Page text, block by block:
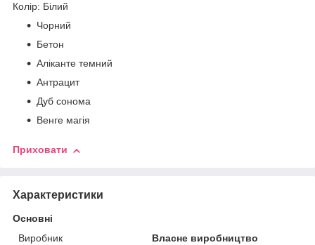
Колір: Білий
Чорний
Бетон
Аліканте темний
Антрацит
Дуб сонома
Венге магія
Приховати
Характеристики
Основні
Виробник
Власне виробництво